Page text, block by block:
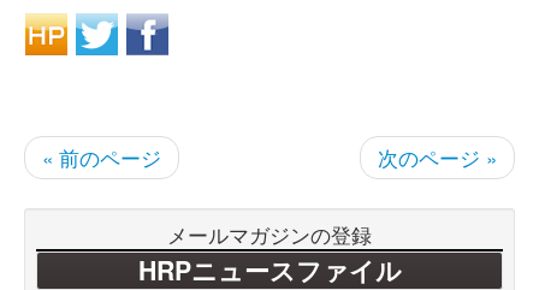
« 前のページ 次のページ »
メールマガジンの登録
HRPニュースファイル